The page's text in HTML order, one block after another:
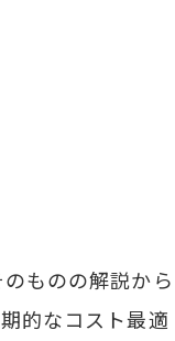
ものの解説から
的なコスト最適